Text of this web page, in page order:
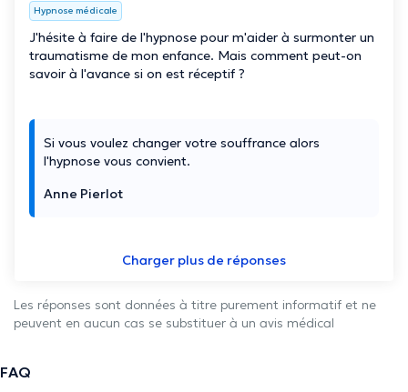
Hypnose médicale
J'hésite à faire de l'hypnose pour m'aider à surmonter un
traumatisme de mon enfance. Mais comment peut-on
savoir à l'avance si on est réceptif ?
Si vous voulez changer votre souffrance alors
l'hypnose vous convient.
Anne Pierlot
Charger plus de réponses
Les réponses sont données à titre purement informatif et ne
peuvent en aucun cas se substituer à un avis médical
FAQ